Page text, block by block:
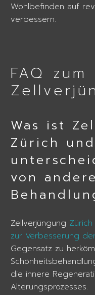
Wohlbefinden auf
verbessern.
FAQ zum
Was ist
Zürich
von
Zellverjüngung
zur Verbesserung
Gegensatz zu
die innere
Alterungsprozesses.